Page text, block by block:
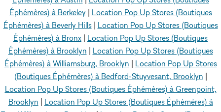
Éphémères) à Berkeley
Location Pop Up Stores (Boutiques
Éphémères) à Beverly Hills| Location Pop Up Stores (Boutiques
Éphémères) à Bronx
Location Pop Up Stores (Boutiques
Éphémères) à Brooklyn
Location Pop Up Stores (Boutiques
Éphémères) à Williamsburg, Brooklyn
Location Pop Up Stores
(Boutiques Éphémères) à Bedford-Stuyvesant, Brooklyn
Location Pop Up Stores (Boutiques Éphémères) à Greenpoint,
Brooklyn
Location Pop Up Stores (Boutiques Éphémères) à